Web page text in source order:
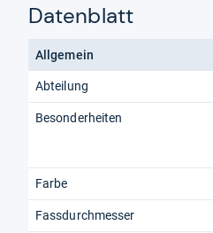
Datenblatt
Allgemein
Abteilung
Besonderheiten
Farbe
Fassdurchmesser